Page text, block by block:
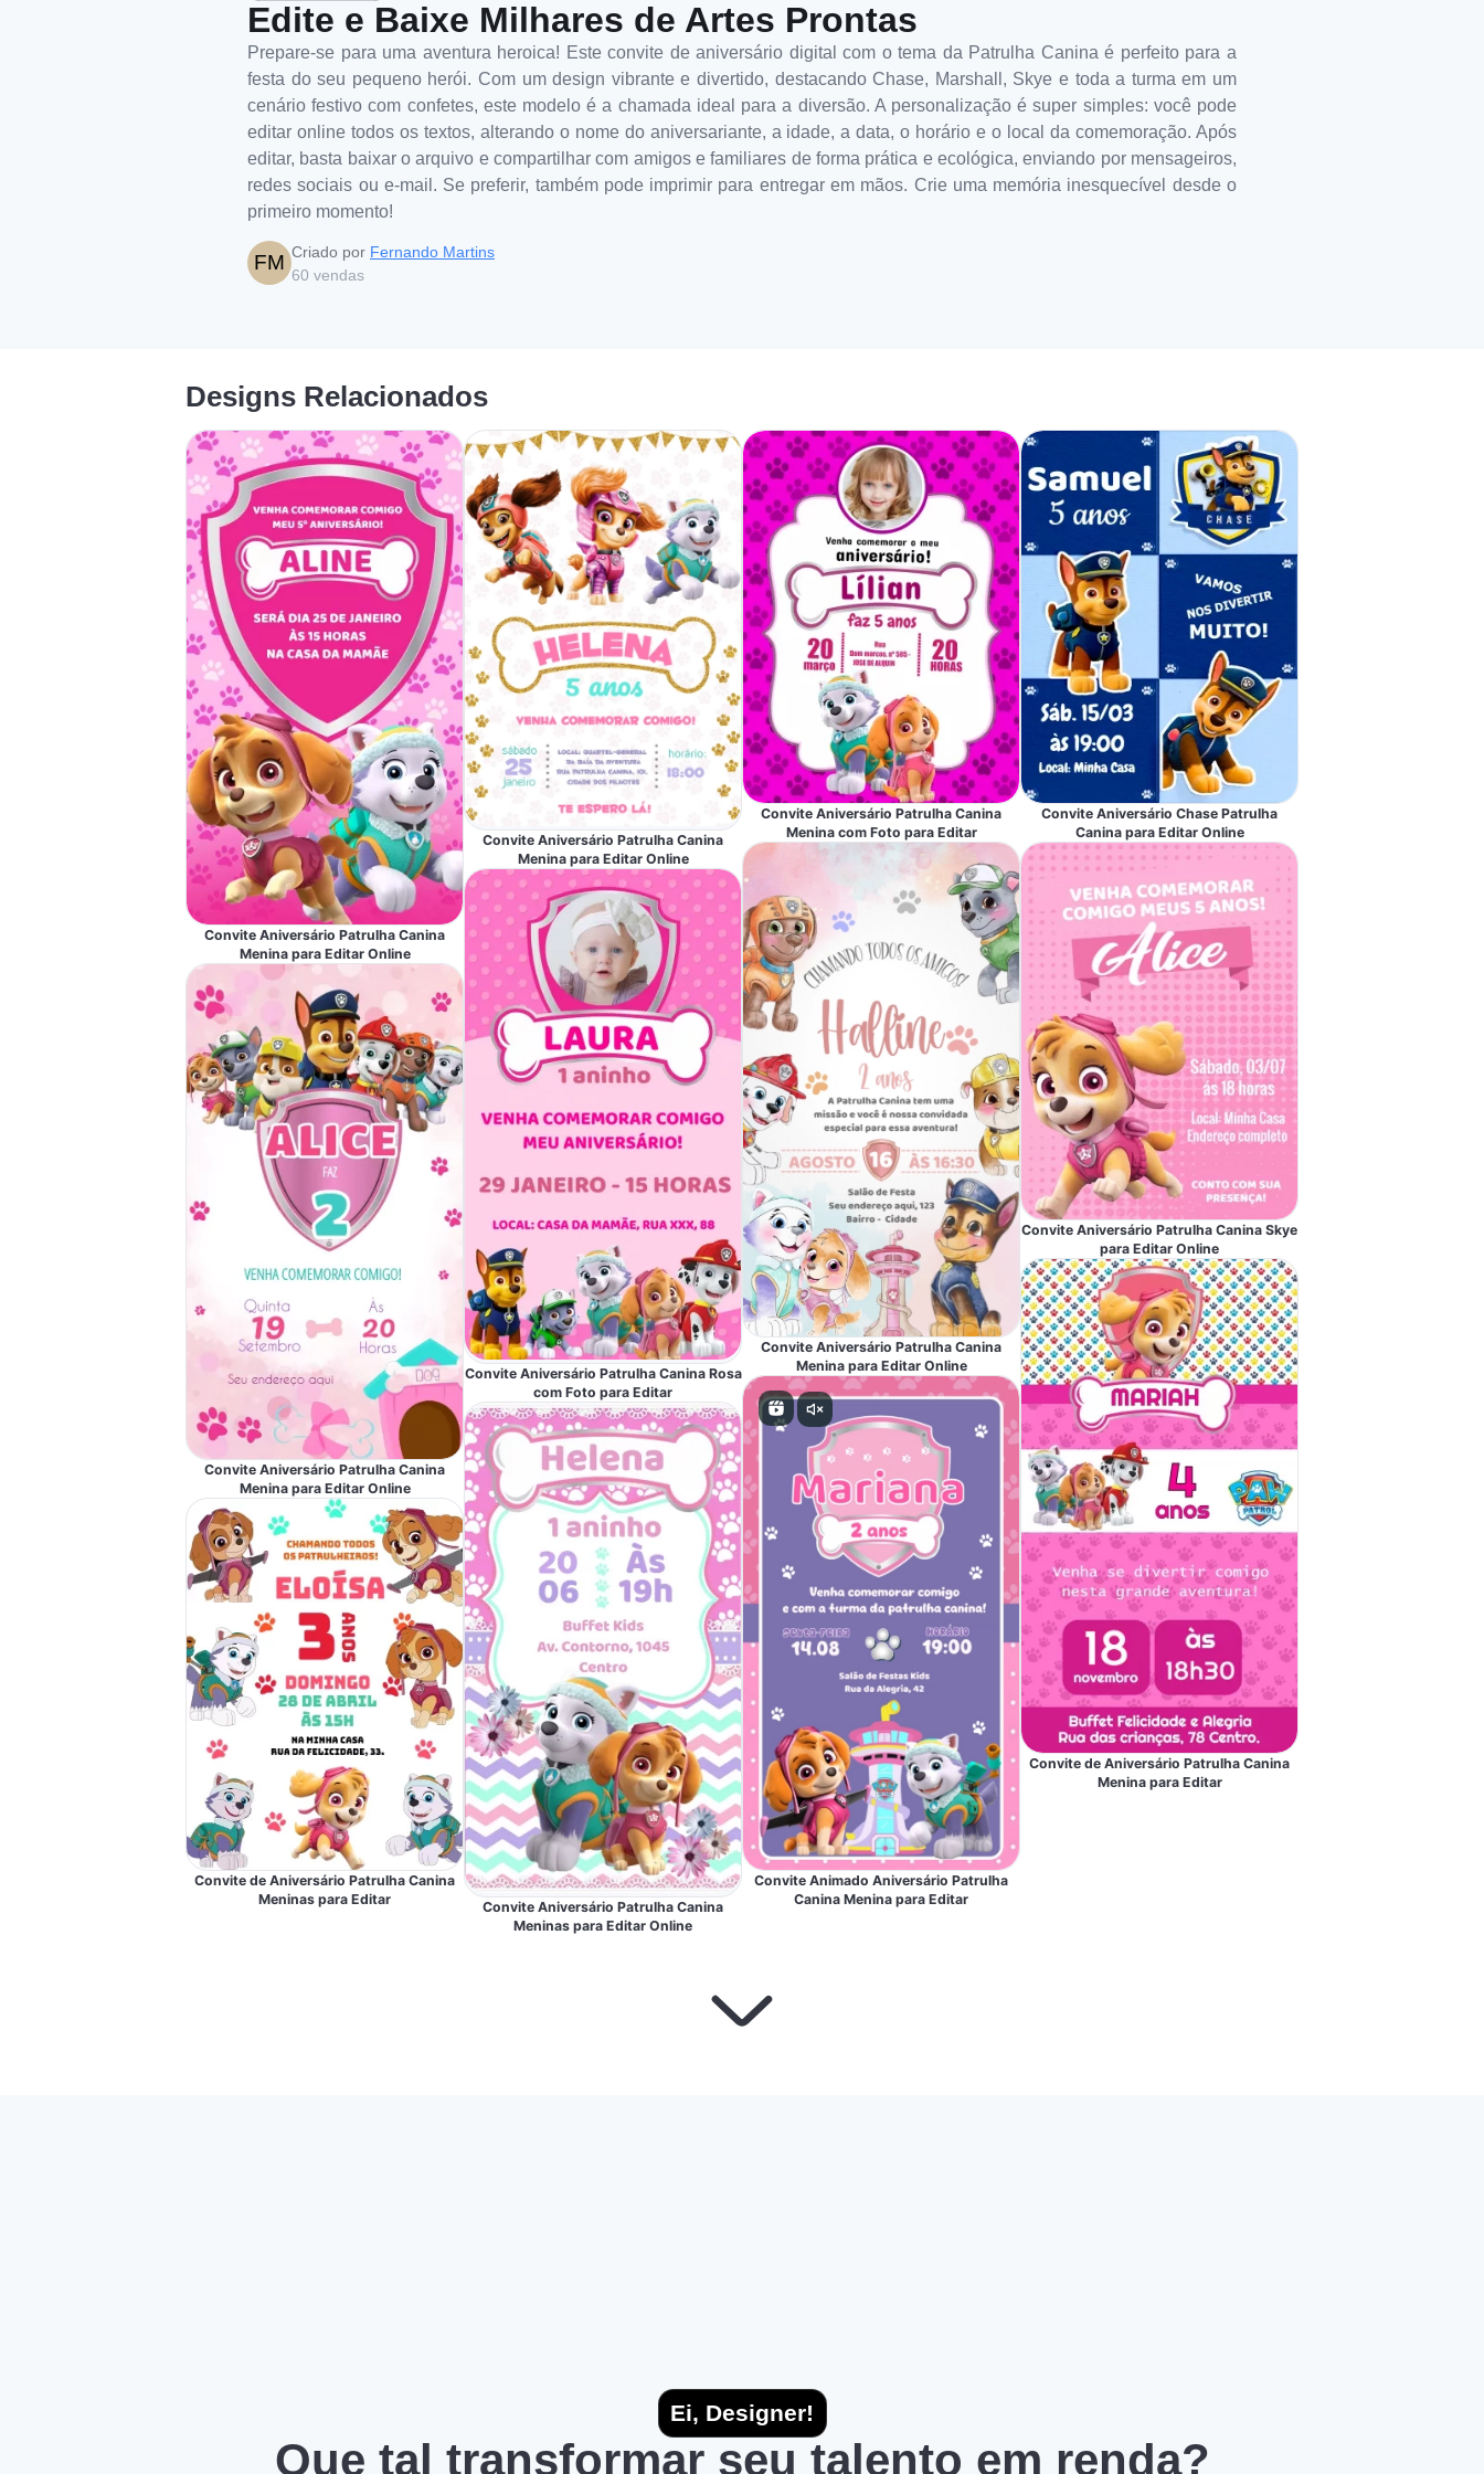
Edite e Baixe Milhares de Artes Prontas
Prepare-se para uma aventura heroica! Este convite de aniversário digital com o tema da Patrulha Canina é perfeito para a
festa do seu pequeno herói. Com um design vibrante e divertido, destacando Chase, Marshall, Skye e toda a turma em um
cenário festivo com confetes, este modelo é a chamada ideal para a diversão. A personalização é super simples: você pode
editar online todos os textos, alterando o nome do aniversariante, a idade, a data, o horário e o local da comemoração. Após
editar, basta baixar o arquivo e compartilhar com amigos e familiares de forma prática e ecológica, enviando por mensageiros,
redes sociais ou e-mail. Se preferir, também pode imprimir para entregar em mãos. Crie uma memória inesquecível desde o
primeiro momento!
FM Criado por Fernando Martins
60 vendas
Designs Relacionados
Convite Aniversário Patrulha Canina
Menina para Editar Online
Convite Aniversário Patrulha Canina
Menina para Editar Online
Convite de Aniversário Patrulha Canina
Meninas para Editar
Convite Aniversário Patrulha Canina
Menina para Editar Online
Convite Aniversário Patrulha Canina Rosa
com Foto para Editar
Convite Aniversário Patrulha Canina
Meninas para Editar Online
Convite Aniversário Patrulha Canina
Menina com Foto para Editar
Convite Aniversário Patrulha Canina
Menina para Editar Online
Convite Animado Aniversário Patrulha
Canina Menina para Editar
Convite Aniversário Chase Patrulha
Canina para Editar Online
Convite Aniversário Patrulha Canina Skye
para Editar Online
Convite de Aniversário Patrulha Canina
Menina para Editar
Ei, Designer!
Que tal transformar seu talento em renda?